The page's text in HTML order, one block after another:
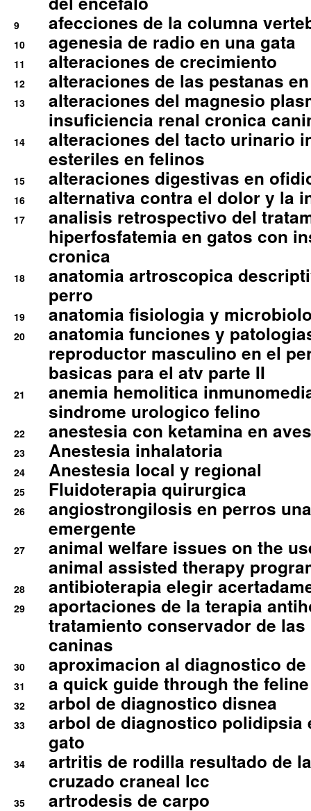
9 afecciones de la columna
10 agenesia de radio en una gata
11 alteraciones de crecimiento
12 alteraciones de las pestanas
13
alteraciones del magnesio
insuficiencia renal cronica
14
alteraciones del tacto urinario
esteriles en felinos
15 alteraciones digestivas en
16 alternativa contra el dolor y la
17
analisis retrospectivo del
hiperfosfatemia en gatos con
cronica
18
anatomia artroscopica
perro
19 anatomia fisiologia y
20
anatomia funciones y
reproductor masculino en el
basicas para el atv parte II
21
anemia hemolitica
sindrome urologico felino
22 anestesia con ketamina en
23 Anestesia inhalatoria
24 Anestesia local y regional
25 Fluidoterapia quirurgica
26
angiostrongilosis en perros
emergente
27
animal welfare issues on the
animal assisted therapy
28 antibioterapia elegir
29
aportaciones de la terapia
tratamiento conservador de
caninas
30 aproximacion al diagnostico
31 a quick guide through the
32 arbol de diagnostico disnea
33
arbol de diagnostico polidipsia
gato
34
artritis de rodilla resultado de
cruzado craneal lcc
35 artrodesis de carpo